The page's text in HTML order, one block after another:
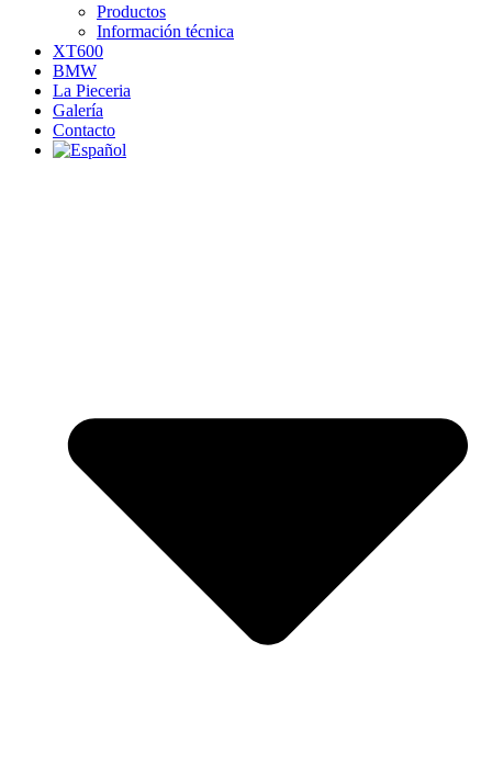
Productos
Información técnica
XT600
BMW
La Pieceria
Galería
Contacto